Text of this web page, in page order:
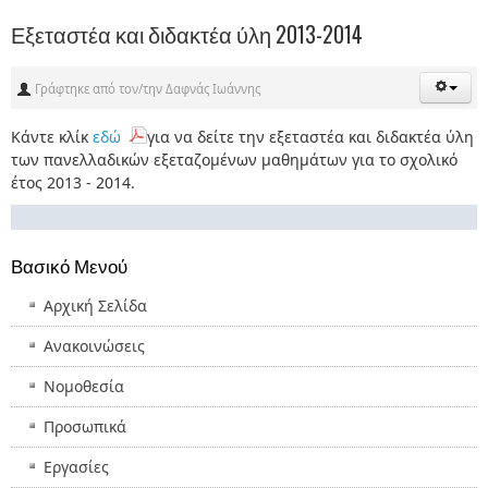
Εξεταστέα και διδακτέα ύλη 2013-2014
Γράφτηκε από τον/την Δαφνάς Ιωάννης
Κάντε κλίκ εδώ
για να δείτε την εξεταστέα και διδακτέα ύλη
των πανελλαδικών εξεταζομένων μαθημάτων για το σχολικό
έτος 2013 - 2014.
Βασικό Μενού
Αρχική Σελίδα
Ανακοινώσεις
Νομοθεσία
Προσωπικά
Εργασίες